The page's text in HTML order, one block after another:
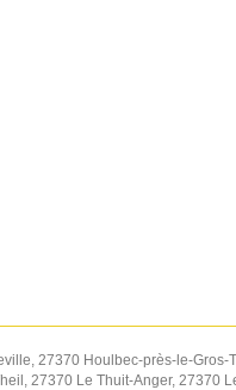
27370 Houlbec-près-le-
27370 Le Thuit-Anger, 27370